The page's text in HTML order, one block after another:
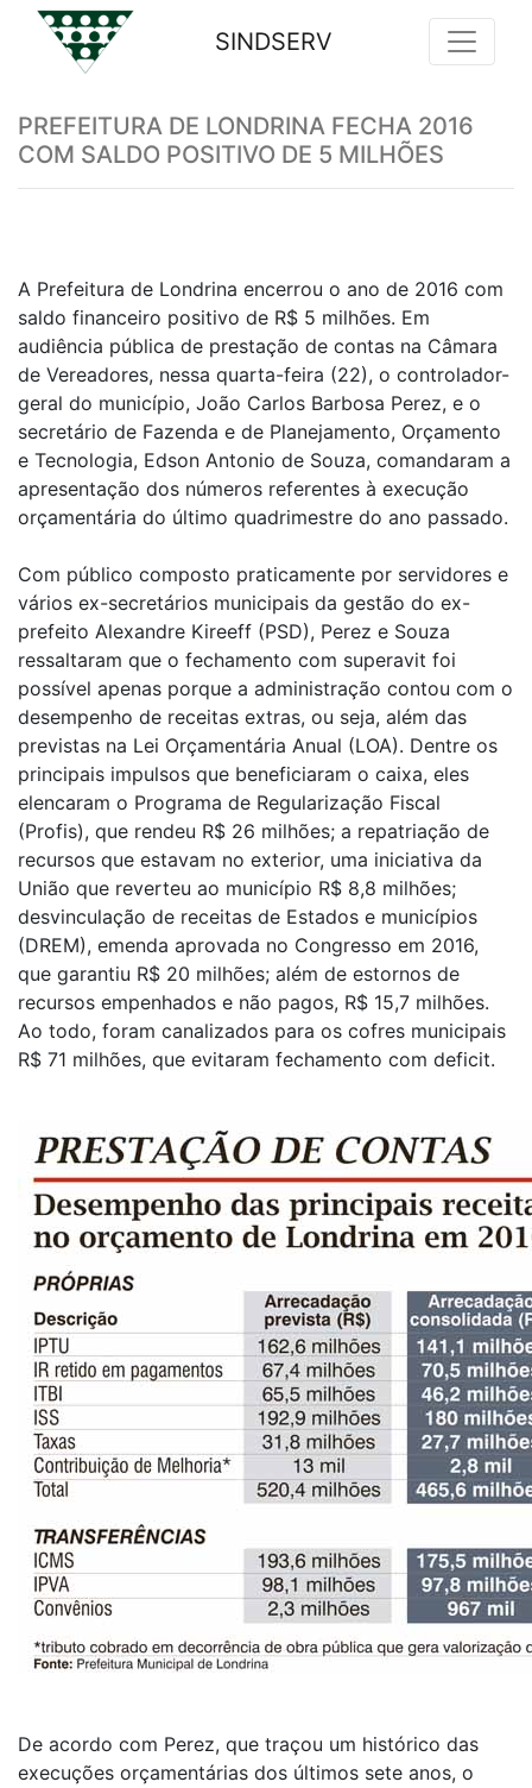
SINDSERV
PREFEITURA DE LONDRINA FECHA 2016
COM SALDO POSITIVO DE 5 MILHÕES
A Prefeitura de Londrina encerrou o ano de 2016 com
saldo financeiro positivo de R$ 5 milhões. Em
audiência pública de prestação de contas na Câmara
de Vereadores, nessa quarta-feira (22), o controlador-
geral do município, João Carlos Barbosa Perez, e o
secretário de Fazenda e de Planejamento, Orçamento
e Tecnologia, Edson Antonio de Souza, comandaram a
apresentação dos números referentes à execução
orçamentária do último quadrimestre do ano passado.
Com público composto praticamente por servidores e
vários ex-secretários municipais da gestão do ex-
prefeito Alexandre Kireeff (PSD), Perez e Souza
ressaltaram que o fechamento com superavit foi
possível apenas porque a administração contou com o
desempenho de receitas extras, ou seja, além das
previstas na Lei Orçamentária Anual (LOA). Dentre os
principais impulsos que beneficiaram o caixa, eles
elencaram o Programa de Regularização Fiscal
(Profis), que rendeu R$ 26 milhões; a repatriação de
recursos que estavam no exterior, uma iniciativa da
União que reverteu ao município R$ 8,8 milhões;
desvinculação de receitas de Estados e municípios
(DREM), emenda aprovada no Congresso em 2016,
que garantiu R$ 20 milhões; além de estornos de
recursos empenhados e não pagos, R$ 15,7 milhões.
Ao todo, foram canalizados para os cofres municipais
R$ 71 milhões, que evitaram fechamento com deficit.
De acordo com Perez, que traçou um histórico das
execuções orçamentárias dos últimos sete anos, o